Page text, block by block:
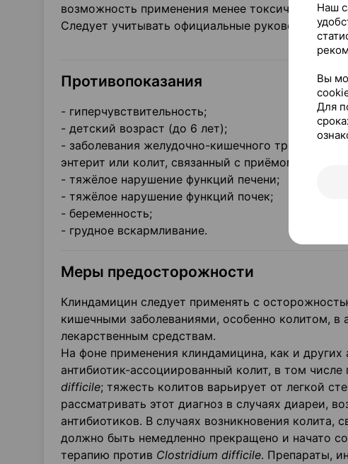
возможность применения менее токсичных
Следует учитывать официальные руководства
Противопоказания
- гиперчувствительность;
- детский возраст (до 6 лет);
- заболевания желудочно-кишечного тракта,
энтерит или колит, связанный с приёмом
- тяжёлое нарушение функций печени;
- тяжёлое нарушение функций почек;
- беременность;
- грудное вскармливание.
Меры предосторожности
Клиндамицин следует применять с
кишечными заболеваниями, особенно колитом, в
лекарственным средствам.
На фоне применения клиндамицина, как и
антибиотик-ассоциированный колит, в том
difficile; тяжесть колитов варьирует от легкой
рассматривать этот диагноз в случаях диареи,
антибиотиков. В случаях возникновения колита,
должно быть немедленно прекращено и начато
терапию против Clostridium difficile. Препараты,
Наш
Вы
Для